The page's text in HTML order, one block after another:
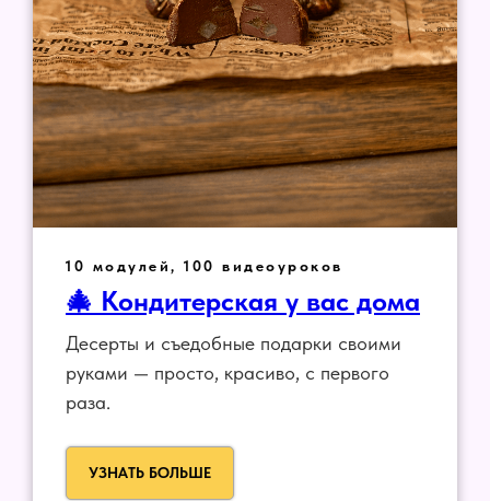
10 модулей, 100 видеоуроков
🎄 Кондитерская у вас дома
Десерты и съедобные подарки своими
руками — просто, красиво, с первого
раза.
УЗНАТЬ БОЛЬШЕ